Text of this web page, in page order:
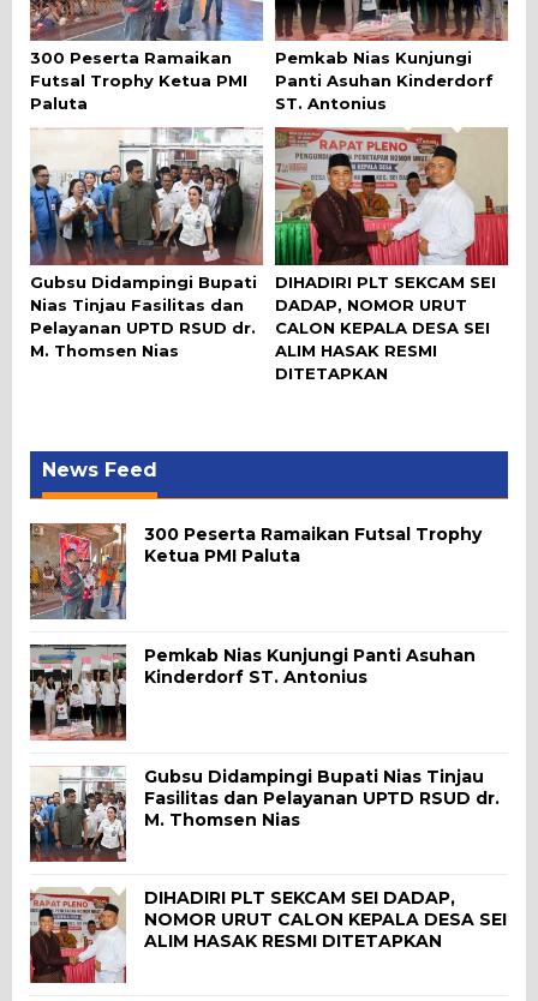
300 Peserta Ramaikan
Futsal Trophy Ketua PMI
Paluta
Pemkab Nias Kunjungi
Panti Asuhan Kinderdorf
ST. Antonius
Gubsu Didampingi Bupati
Nias Tinjau Fasilitas dan
Pelayanan UPTD RSUD dr.
M. Thomsen Nias
DIHADIRI PLT SEKCAM SEI
DADAP, NOMOR URUT
CALON KEPALA DESA SEI
ALIM HASAK RESMI
DITETAPKAN
News Feed
300 Peserta Ramaikan Futsal Trophy
Ketua PMI Paluta
Pemkab Nias Kunjungi Panti Asuhan
Kinderdorf ST. Antonius
Gubsu Didampingi Bupati Nias Tinjau
Fasilitas dan Pelayanan UPTD RSUD dr.
M. Thomsen Nias
DIHADIRI PLT SEKCAM SEI DADAP,
NOMOR URUT CALON KEPALA DESA SEI
ALIM HASAK RESMI DITETAPKAN